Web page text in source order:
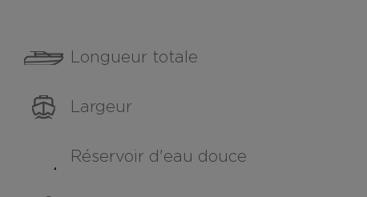
Longueur totale
Largeur
Réservoir d'eau douce